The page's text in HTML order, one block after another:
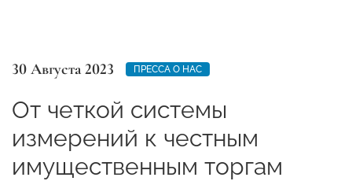
30 Августа 2023 ПРЕССА О НАС
От четкой системы
измерений к честным
имущественным торгам